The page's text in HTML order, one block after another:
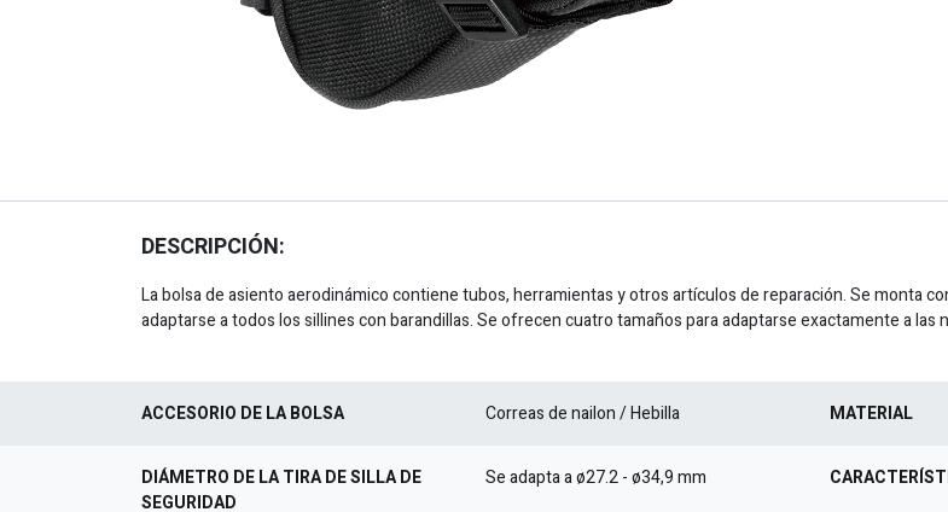
DESCRIPCIÓN:
La bolsa de asiento aerodinámico contiene tubos, herramientas y otros artículos de reparación. Se monta
adaptarse a todos los sillines con barandillas. Se ofrecen cuatro tamaños para adaptarse exactamente a las
ACCESORIO DE LA BOLSA Correas de nailon / Hebilla MATERIAL
DIÁMETRO DE LA TIRA DE SILLA DE
SEGURIDAD
Se adapta a ø27.2 - ø34,9 mm